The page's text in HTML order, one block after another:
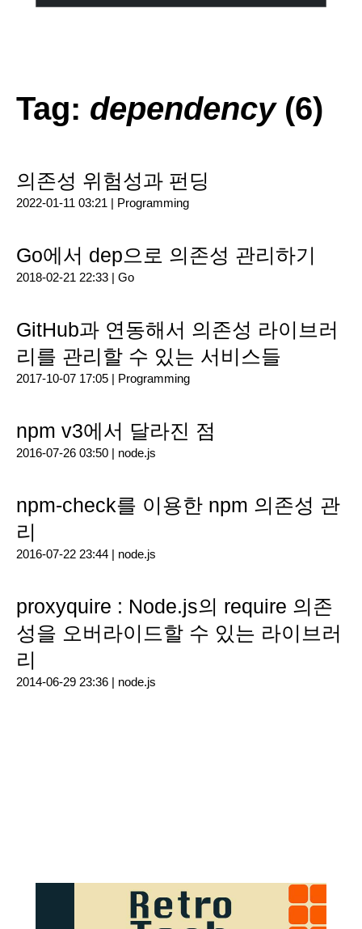
Tag: dependency(6)
의존성 위험성과 펀딩
2022-01-11 03:21 | Programming
Go에서 dep으로 의존성 관리하기
2018-02-21 22:33 | Go
GitHub과 연동해서 의존성 라이브러
리를 관리할 수 있는 서비스들
2017-10-07 17:05 | Programming
npm v3에서 달라진 점
2016-07-26 03:50 | node.js
npm-check를 이용한 npm 의존성 관
리
2016-07-22 23:44 | node.js
proxyquire : Node.js의 require 의존
성을 오버라이드할 수 있는 라이브러
리
2014-06-29 23:36 | node.js